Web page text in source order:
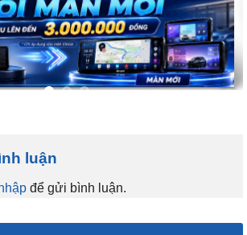
luận
để gửi bình luận.